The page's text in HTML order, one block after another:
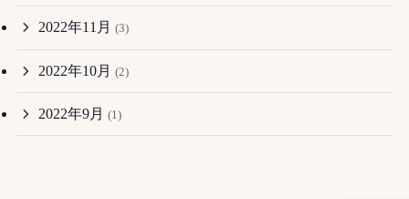
2022年11月 (3)
2022年10月 (2)
2022年9月 (1)